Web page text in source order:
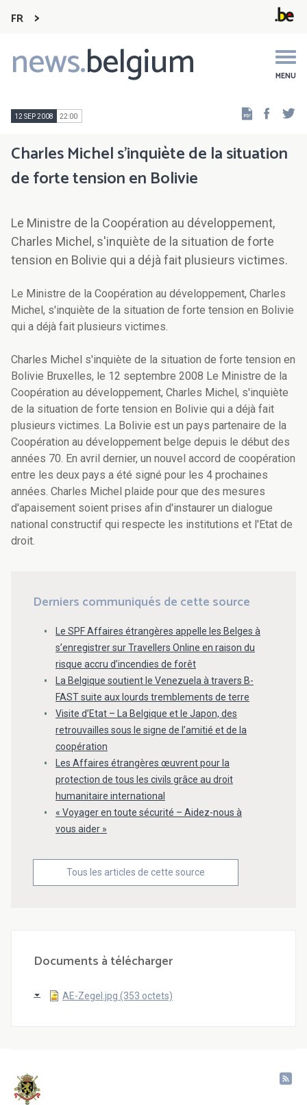
FR
news.belgium MENU
Main
navigation
12 SEP 2008 22:00
Charles Michel s'inquiète de la situation
de forte tension en Bolivie
Le Ministre de la Coopération au développement,
Charles Michel, s'inquiète de la situation de forte
tension en Bolivie qui a déjà fait plusieurs victimes.
Le Ministre de la Coopération au développement, Charles
Michel, s'inquiète de la situation de forte tension en Bolivie
qui a déjà fait plusieurs victimes.
Charles Michel s'inquiète de la situation de forte tension en
Bolivie Bruxelles, le 12 septembre 2008 Le Ministre de la
Coopération au développement, Charles Michel, s'inquiète
de la situation de forte tension en Bolivie qui a déjà fait
plusieurs victimes. La Bolivie est un pays partenaire de la
Coopération au développement belge depuis le début des
années 70. En avril dernier, un nouvel accord de coopération
entre les deux pays a été signé pour les 4 prochaines
années. Charles Michel plaide pour que des mesures
d'apaisement soient prises afin d'instaurer un dialogue
national constructif qui respecte les institutions et l'Etat de
droit.
Derniers communiqués de cette source
Le SPF Affaires étrangères appelle les Belges à
s’enregistrer sur Travellers Online en raison du
risque accru d’incendies de forêt
La Belgique soutient le Venezuela à travers B-
FAST suite aux lourds tremblements de terre
Visite d’Etat – La Belgique et le Japon, des
retrouvailles sous le signe de l’amitié et de la
coopération
Les Affaires étrangères œuvrent pour la
protection de tous les civils grâce au droit
humanitaire international
« Voyager en toute sécurité – Aidez-nous à
vous aider »
Tous les articles de cette source
Documents à télécharger
AE-Zegel.jpg (353 octets)